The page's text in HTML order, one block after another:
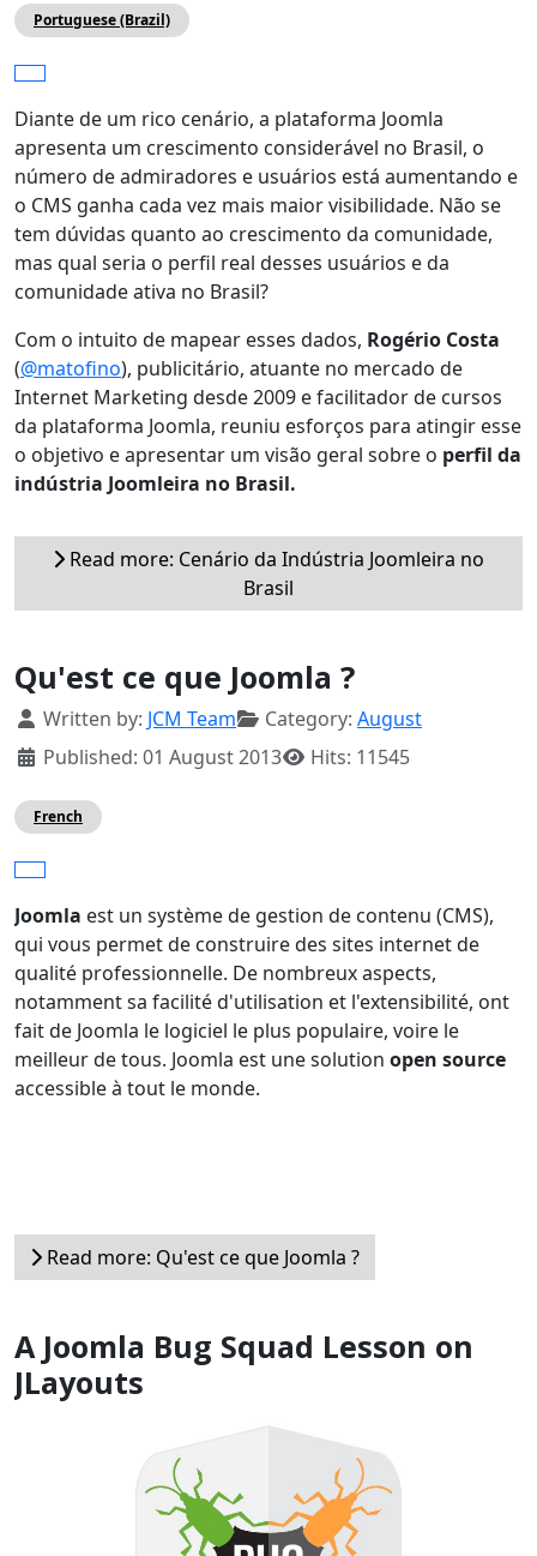
Portuguese (Brazil)
Diante de um rico cenário, a plataforma Joomla
apresenta um crescimento considerável no Brasil, o
número de admiradores e usuários está aumentando e
o CMS ganha cada vez mais maior visibilidade. Não se
tem dúvidas quanto ao crescimento da comunidade,
mas qual seria o perfil real desses usuários e da
comunidade ativa no Brasil?
Com o intuito de mapear esses dados, Rogério Costa
(@matofino), publicitário, atuante no mercado de
Internet Marketing desde 2009 e facilitador de cursos
da plataforma Joomla, reuniu esforços para atingir esse
o objetivo e apresentar um visão geral sobre o perfil da
indústria Joomleira no Brasil.
Read more: Cenário da Indústria Joomleira no
Brasil
Qu'est ce que Joomla ?
Details
Written by: JCM Team Category: August
Published: 01 August 2013
Hits: 11545
French
Joomla est un système de gestion de contenu (CMS),
qui vous permet de construire des sites internet de
qualité professionnelle. De nombreux aspects,
notamment sa facilité d'utilisation et l'extensibilité, ont
fait de Joomla le logiciel le plus populaire, voire le
meilleur de tous. Joomla est une solution open source
accessible à tout le monde.
Read more: Qu'est ce que Joomla ?
A Joomla Bug Squad Lesson on
JLayouts